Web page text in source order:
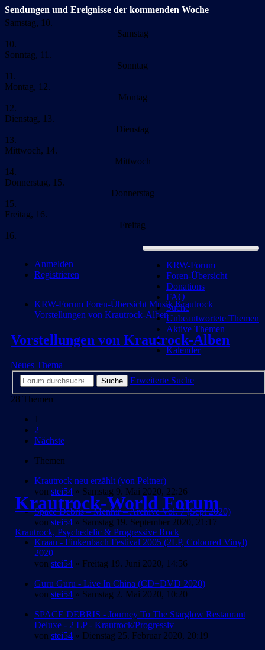
Sendungen und Ereignisse der kommenden Woche
Samstag, 10.
Samstag
10.
Sonntag, 11.
Sonntag
11.
Montag, 12.
Montag
12.
Dienstag, 13.
Dienstag
13.
Mittwoch, 14.
Mittwoch
14.
Donnerstag, 15.
Donnerstag
15.
Freitag, 16.
Freitag
16.
KRW-Forum
Foren-Übersicht
Donations
FAQ
Suche
Unbeantwortete Themen
Aktive Themen
Kalender
Anmelden
Registrieren
Krautrock-World Forum
Krautrock, Psychedelic & Progressive Rock
KRW-Forum Foren-Übersicht Musik Krautrock
Vorstellungen von Krautrock-Alben
Vorstellungen von Krautrock-Alben
Neues Thema
Suche
Erweiterte Suche
28 Themen
1
2
Nächste
Themen
Krautrock neu erzählt (von Peltner)
von stei54 » Samstag 9. Mai 2020, 22:26
Space Debris – Menhir – Archive Vol. 7 (Sept 2020)
von stei54 » Samstag 19. September 2020, 21:17
Kraan - Finkenbach Festival 2005 (2LP, Coloured Vinyl)
2020
von stei54 » Freitag 19. Juni 2020, 14:56
Guru Guru - Live In China (CD+DVD 2020)
von stei54 » Samstag 2. Mai 2020, 10:20
SPACE DEBRIS - Journey To The Starglow Restaurant
Deluxe - 2 LP - Krautrock/Progressiv
von stei54 » Dienstag 25. Februar 2020, 20:19